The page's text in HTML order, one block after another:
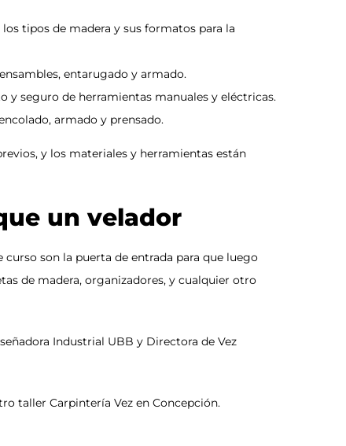
los tipos de madera y sus formatos para la
entarugado y armado.
y seguro de herramientas manuales y eléctricas.
armado y prensado.
y los materiales y herramientas están
un velador
son la puerta de entrada para que luego
de madera, organizadores, y cualquier otro
Industrial UBB y Directora de Vez
taller Carpintería Vez en Concepción.